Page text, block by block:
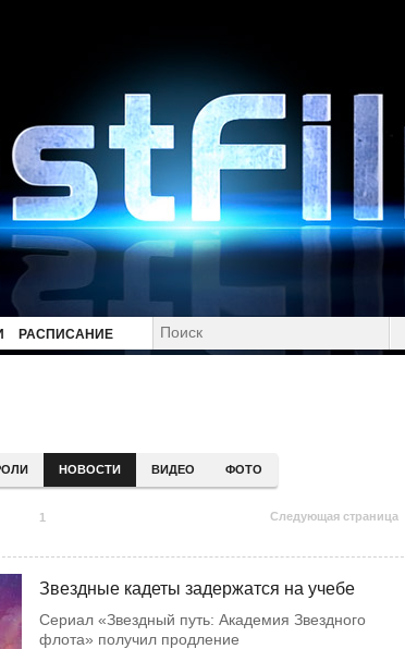
РАСПИСАНИЕ
НОВОСТИ ВИДЕО ФОТО
1 Следующая страница
Звездные кадеты задержатся на учебе
Сериал «Звездный путь: Академия Звездного
флота» получил продление